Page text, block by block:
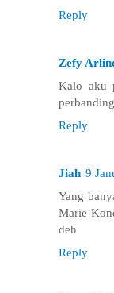
Reply
Zefy
Kalo aku
Reply
Jiah 9
Yang
Marie
deh
Reply